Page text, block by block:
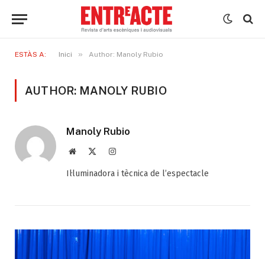
ESTÀS A: Inici » Author: Manoly Rubio
AUTHOR: MANOLY RUBIO
Manoly Rubio
Web Instagram
Il·luminadora i tècnica de l’espectacle